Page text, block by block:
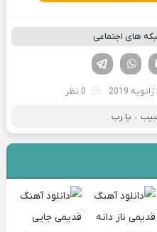
های اجتماعی
لینکدین تویتر
0 نظر
، یا رب